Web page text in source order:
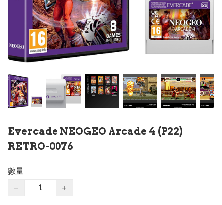
Evercade NEOGEO Arcade 4 (P22)
RETRO-0076
數量
−
+